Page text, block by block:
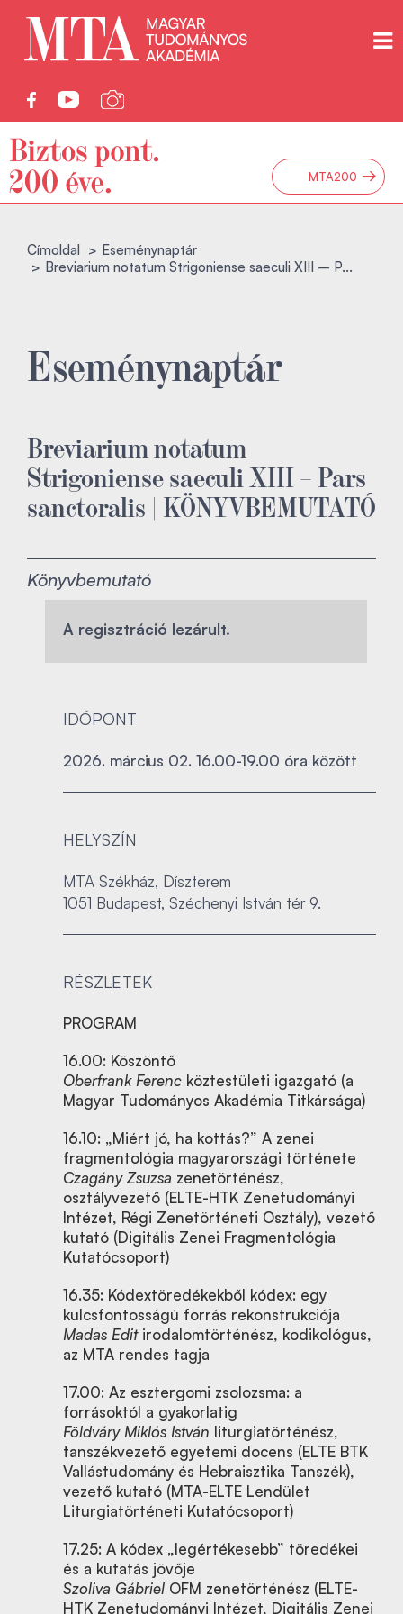
MTA200 →
Címoldal
Eseménynaptár
Breviarium notatum Strigoniense saeculi XIII – P...
Eseménynaptár
Breviarium notatum
Strigoniense saeculi XIII – Pars
sanctoralis | KÖNYVBEMUTATÓ
Könyvbemutató
A regisztráció lezárult.
IDŐPONT
2026. március 02. 16.00-19.00 óra között
HELYSZÍN
MTA Székház, Díszterem
1051 Budapest, Széchenyi István tér 9.
RÉSZLETEK
PROGRAM
16.00: Köszöntő
Oberfrank Ferenc köztestületi igazgató (a
Magyar Tudományos Akadémia Titkársága)
16.10: „Miért jó, ha kottás?” A zenei
fragmentológia magyarországi története
Czagány Zsuzsa zenetörténész,
osztályvezető (ELTE-HTK Zenetudományi
Intézet, Régi Zenetörténeti Osztály), vezető
kutató (Digitális Zenei Fragmentológia
Kutatócsoport)
16.35: Kódextöredékekből kódex: egy
kulcsfontosságú forrás rekonstrukciója
Madas Editirodalomtörténész, kodikológus,
az MTA rendes tagja
17.00: Az esztergomi zsolozsma: a
forrásoktól a gyakorlatig
Földváry Miklós István liturgiatörténész,
tanszékvezető egyetemi docens (ELTE BTK
Vallástudomány és Hebraisztika Tanszék),
vezető kutató (MTA-ELTE Lendület
Liturgiatörténeti Kutatócsoport)
17.25: A kódex „legértékesebb” töredékei
és a kutatás jövője
Szoliva Gábriel OFM zenetörténész (ELTE-
HTK Zenetudományi Intézet, Digitális Zenei